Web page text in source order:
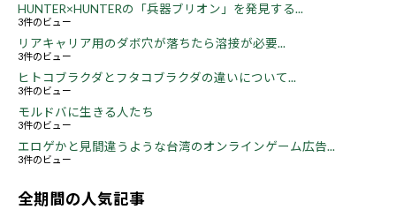
HUNTER×HUNTERの「兵器ブリオン」を発見する...
3件のビュー
リアキャリア用のダボ穴が落ちたら溶接が必要...
3件のビュー
ヒトコブラクダとフタコブラクダの違いについて...
3件のビュー
モルドバに生きる人たち
3件のビュー
エロゲかと見間違うような台湾のオンラインゲーム広告...
3件のビュー
全期間の人気記事